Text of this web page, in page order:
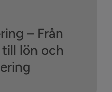
– Från
lön och